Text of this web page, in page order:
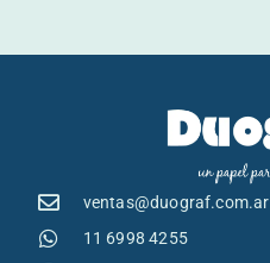
ventas@duograf.com.ar
11 6998 4255